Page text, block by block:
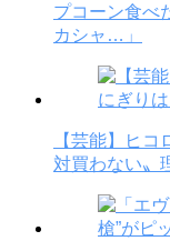
プコーン食べ
カシャ…」
【芸能】ヒ
対買わない〟